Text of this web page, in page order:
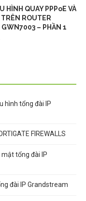
HÌNH QUAY PPPoE VÀ
ROUTER
– PHẦN 1
hình tổng đài IP
FIREWALLS
tổng đài IP
đài IP Grandstream